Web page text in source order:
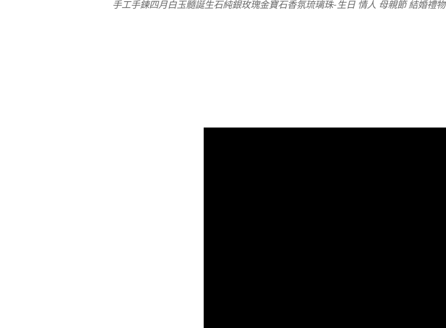
手工手鍊四月白玉髓誕生石純銀玫瑰金寶石香氛琉璃珠-生日 情人 母親節 結婚禮物
手工香氛手鍊四月白玉髓誕生石 附精油滴管